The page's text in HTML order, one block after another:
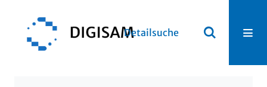
Detailsuche